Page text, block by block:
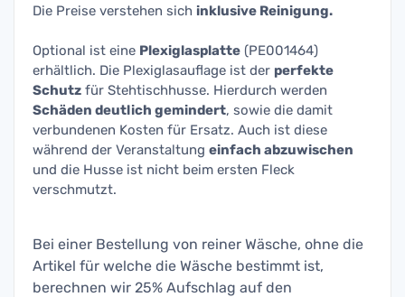
Die Preise verstehen sich inklusive Reinigung.
Optional ist eine Plexiglasplatte (PE001464)
erhältlich. Die Plexiglasauflage ist der perfekte
Schutz für Stehtischhusse. Hierdurch werden
Schäden deutlich gemindert, sowie die damit
verbundenen Kosten für Ersatz. Auch ist diese
während der Veranstaltung einfach abzuwischen
und die Husse ist nicht beim ersten Fleck
verschmutzt.
Bei einer Bestellung von reiner Wäsche, ohne die
Artikel für welche die Wäsche bestimmt ist,
berechnen wir 25% Aufschlag auf den